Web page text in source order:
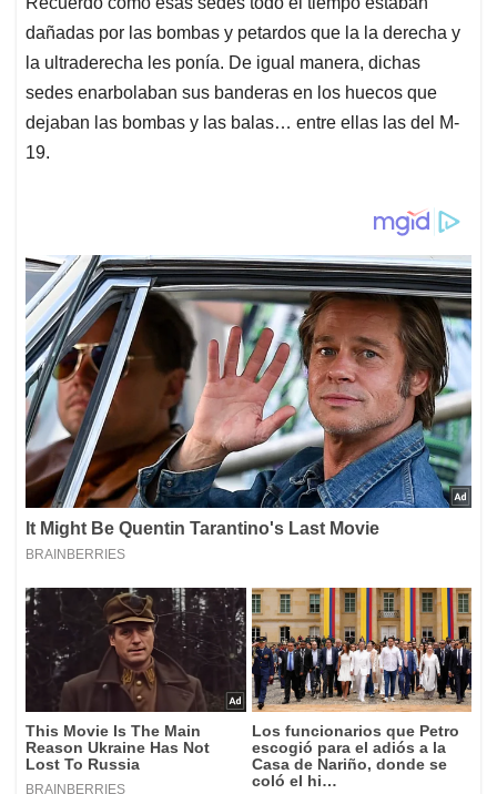
dañadas por las bombas y petardos que la la derecha y
la ultraderecha les ponía. De igual manera, dichas
sedes enarbolaban sus banderas en los huecos que
dejaban las bombas y las balas… entre ellas las del M-
19.